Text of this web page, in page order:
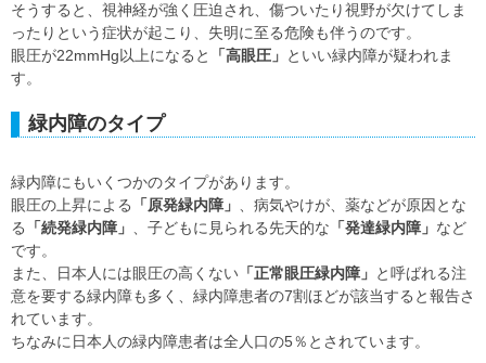
そうすると、視神経が強く圧迫され、傷ついたり視野が欠けてしま
ったりという症状が起こり、失明に至る危険も伴うのです。
眼圧が22mmHg以上になると
「高眼圧」 といい緑内障が疑われま
す。
緑内障のタイプ
緑内障にもいくつかのタイプがあります。
眼圧の上昇による
「原発緑内障」
、病気やけが、薬などが原因とな
る
「続発緑内障」 、子どもに見られる先天的な 「発達緑内障」 など
です。
また、日本人には眼圧の高くない 「正常眼圧緑内障」 と呼ばれる注
意を要する緑内障も多く、緑内障患者の7割ほどが該当すると報告さ
れています。
ちなみに日本人の緑内障患者は全人口の5％とされています。